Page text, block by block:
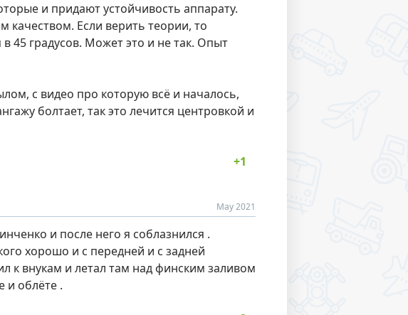
и придают устойчивость аппарату.
качеством. Если верить теории, то
45 градусов. Может это и не так. Опыт
с видео про которую всё и началось,
болтает, так это лечится центровкой и
May 2021
и после него я соблазнился .
хорошо и с передней и с задней
к внукам и летал там над финским заливом
и облёте .